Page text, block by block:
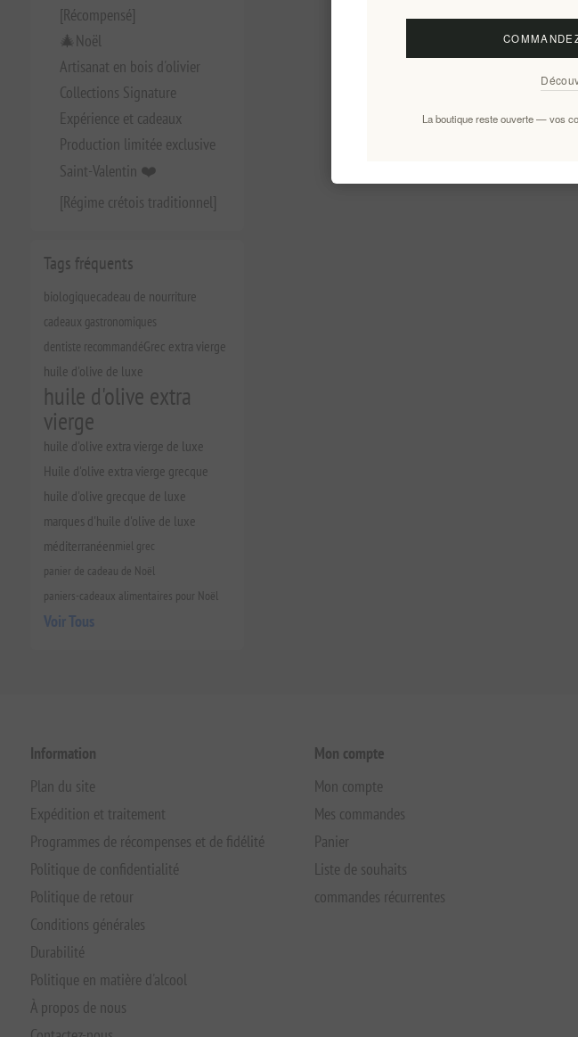
[Récompensé]
🎄Noël
Artisanat en bois d'olivier
Collections Signature
Expérience et cadeaux
Production limitée exclusive
Saint-Valentin ❤️
[Régime crétois traditionnel]
Tags fréquents
biologiquecadeau de nourriture
cadeaux gastronomiques
dentiste recommandéGrec extra vierge
huile d'olive de luxe
huile d'olive extra
vierge
huile d'olive extra vierge de luxe
Huile d'olive extra vierge grecque
huile d'olive grecque de luxe
marques d'huile d'olive de luxe
méditerranéenmiel grec
panier de cadeau de Noël
paniers-cadeaux alimentaires pour Noël
Voir Tous
Information
Plan du site
Expédition et traitement
Programmes de récompenses et de fidélité
Politique de confidentialité
Politique de retour
Conditions générales
Durabilité
Politique en matière d'alcool
À propos de nous
Mon compte
Mon compte
Mes commandes
Panier
Liste de souhaits
commandes récurrentes
La boutique reste ouverte — vos